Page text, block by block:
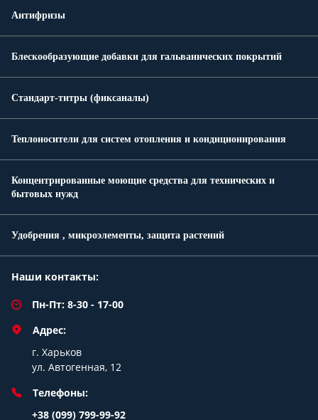
Антифризы
Блескообразующие добавки для гальванических покрытий
Стандарт-титры (фиксаналы)
Теплоносители для систем отопления и кондиционирования
Концентрированные моющие средства для технических и
бытовых нужд
Удобрения , микроэлементы, защита растений
Наши контакты:
Пн-Пт: 8-30 - 17-00
Адрес:
г. Харьков
ул. Автогенная, 12
Телефоны:
+38 (099) 799-99-92